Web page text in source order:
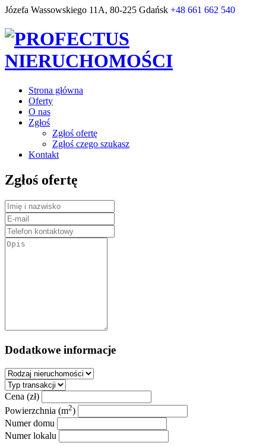
Józefa Wassowskiego 11A, 80-225 Gdańsk +48 661 662 540
Strona główna
Oferty
O nas
Zgłoś
Zgłoś ofertę
Zgłoś czego szukasz
Kontakt
Zgłoś ofertę
Dodatkowe informacje
Cena (zł)
Powierzchnia (m2)
Numer domu
Numer lokalu